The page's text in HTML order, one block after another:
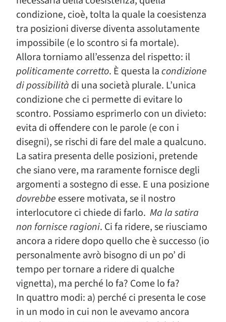
condizione, cioè, tolta la quale la coesistenza
tra posizioni diverse diventa assolutamente
impossibile (e lo scontro si fa mortale).
Allora torniamo all’essenza del rispetto: il
politicamente corretto. È questa lacondizione
di possibilità di una società plurale. L’unica
condizione che ci permette di evitare lo
scontro. Possiamo esprimerlo con un divieto:
evita di offendere con le parole (e con i
disegni), se rischi di fare del male a qualcuno.
La satira presenta delle posizioni, pretende
che siano vere, ma raramente fornisce degli
argomenti a sostegno di esse. E una posizione
dovrebbe essere motivata, se il nostro
interlocutore ci chiede di farlo. Ma la satira
non fornisce ragioni. Ci fa ridere, se riusciamo
ancora a ridere dopo quello che è successo (io
personalmente avrò bisogno di un po’ di
tempo per tornare a ridere di qualche
vignetta), ma perché lo fa? Come lo fa?
In quattro modi: a) perché ci presenta le cose
in un modo in cui non le avevamo ancora